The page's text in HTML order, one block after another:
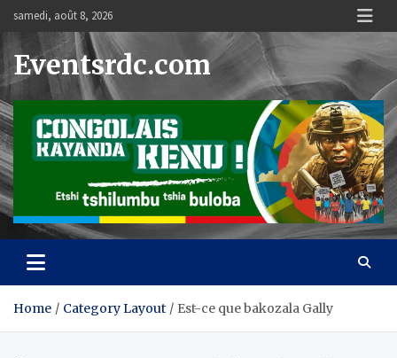
content
samedi, août 8, 2026
Eventsrdc.com
Home Category Layout Est-ce que bakozala Gally